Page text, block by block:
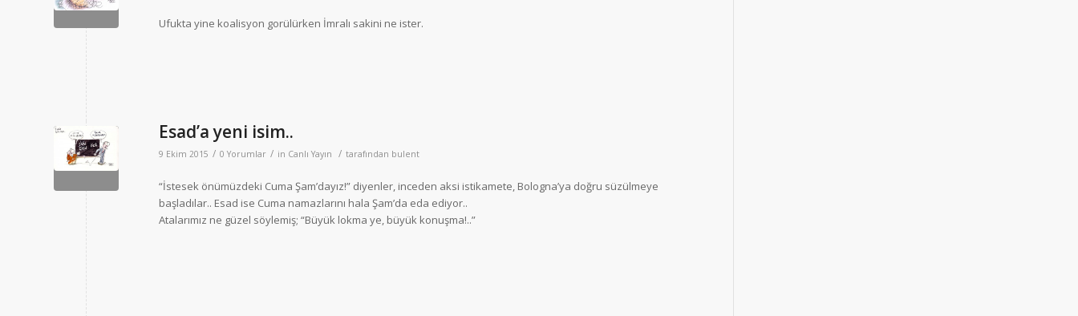
Ufukta yine koalisyon gorülürken İmralı sakini ne ister.
Esad’a yeni isim..
9 Ekim 2015 / 0 Yorumlar / in Canlı Yayın / tarafından bulent
“İstesek önümüzdeki Cuma Şam’dayız!” diyenler, inceden aksi istikamete, Bologna’ya doğru süzülmeye
başladılar.. Esad ise Cuma namazlarını hala Şam’da eda ediyor..
Atalarımız ne güzel söylemiş; “Büyük lokma ye, büyük konuşma!..”